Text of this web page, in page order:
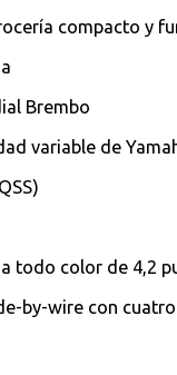
compacto y
Brembo
variable de
todo color de 4,2
by-wire con